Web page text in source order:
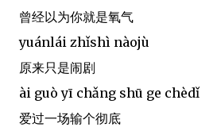
曾经以为你就是氧气
yuánlái zhǐshì nàojù
原来只是闹剧
ài guò yī chǎng shū ge chèdǐ
爱过一场输个彻底